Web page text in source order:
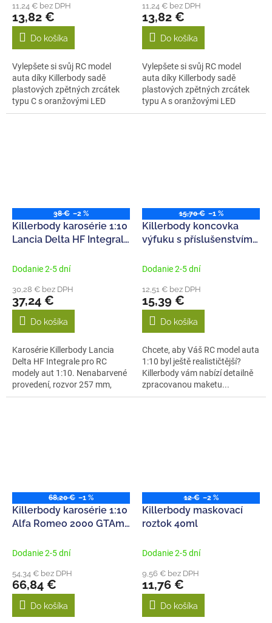
11,24 € bez DPH
13,82 €
Do košíka
Vylepšete si svůj RC model
auta díky Killerbody sadě
plastových zpětných zrcátek
typu C s oranžovými LED
diodami....
11,24 € bez DPH
13,82 €
Do košíka
Vylepšete si svůj RC model
auta díky Killerbody sadě
plastových zpětných zrcátek
typu A s oranžovými LED
diodami....
38 € –2 %
Killerbody karosérie 1:10
Lancia Delta HF Integrale
Dodanie 2-5 dní
30,28 € bez DPH
37,24 €
Do košíka
Karosérie Killerbody Lancia
Delta HF Integrale pro RC
modely aut 1:10. Nenabarvené
provedení, rozvor 257 mm,
délka...
15,70 € –1 %
Killerbody koncovka
výfuku s příslušenstvím
Dodanie 2-5 dní
12,51 € bez DPH
15,39 €
Do košíka
Chcete, aby Váš RC model auta
1:10 byl ještě realističtější?
Killerbody vám nabízí detailně
zpracovanou maketu...
68,20 € –1 %
Killerbody karosérie 1:10
Alfa Romeo 2000 GTAm
Dodanie 2-5 dní
54,34 € bez DPH
66,84 €
Do košíka
12 € –2 %
Killerbody maskovací
roztok 40ml
Dodanie 2-5 dní
9,56 € bez DPH
11,76 €
Do košíka